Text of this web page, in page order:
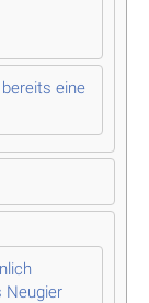
eine
Neugier